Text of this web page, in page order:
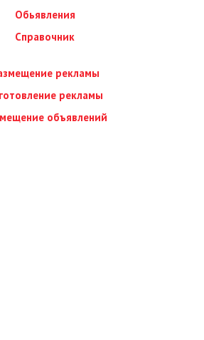
Обьявления
Справочник
рекламы
рекламы
объявлений